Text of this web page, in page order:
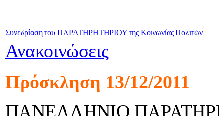
Συνεδρίαση του ΠΑΡΑΤΗΡΗΤΗΡΙΟΥ της Κοινωνίας Πολιτών
Ανακοινώσεις
Πρόσκληση 13/12/2011
ΠΑΝΕΛΛΗΝΙΟ